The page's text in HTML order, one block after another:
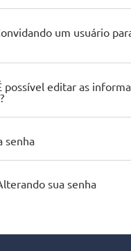
um usuário
possível editar as
senha
sua senha